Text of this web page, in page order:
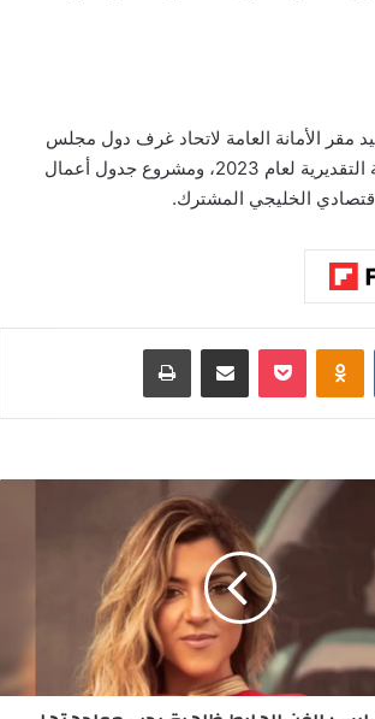
للاتحاد عام 2021، وناقش تطورات تشييد مقر الأمانة العامة لاتحاد غرف دول مجلس
التعاون الخليجي، ومشروع برنامج عمل الأمانة العامة للاتحاد 2023 كما ناقش الموازنة التقديرية لعام 2023، ومشروع جدول أعمال
‏VKontakte
Odnoklassniki
‫Pocket مشاركة عبر البريد طباعة